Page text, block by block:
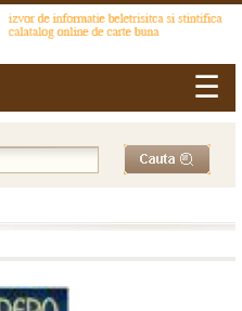
☰